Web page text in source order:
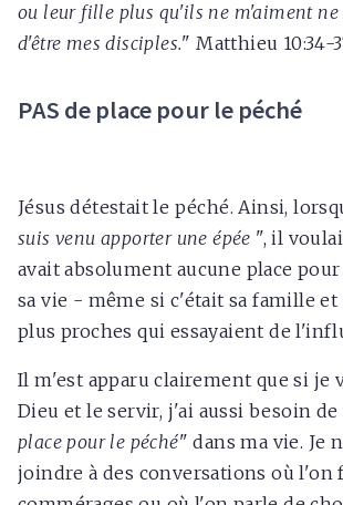
ou leur fille plus qu'ils ne m'aiment ne
d'être mes disciples." Matthieu 10:34-
PAS de place pour le péché
Jésus détestait le péché. Ainsi,
suis venu apporter une épée ", il
avait absolument aucune place
sa vie - même si c'était sa famille et
plus proches qui essayaient de
Il m'est apparu clairement que si je
Dieu et le servir, j'ai aussi besoin de
place pour le péché" dans ma vie. Je
joindre à des conversations où l'on